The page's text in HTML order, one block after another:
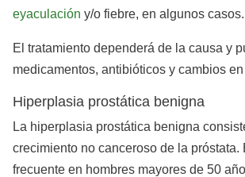
eyaculación y/o fiebre, en algunos casos.
El tratamiento dependerá de la causa y
medicamentos, antibióticos y cambios
Hiperplasia prostática benigna
La hiperplasia prostática benigna
crecimiento no canceroso de la próstata.
frecuente en hombres mayores de 50